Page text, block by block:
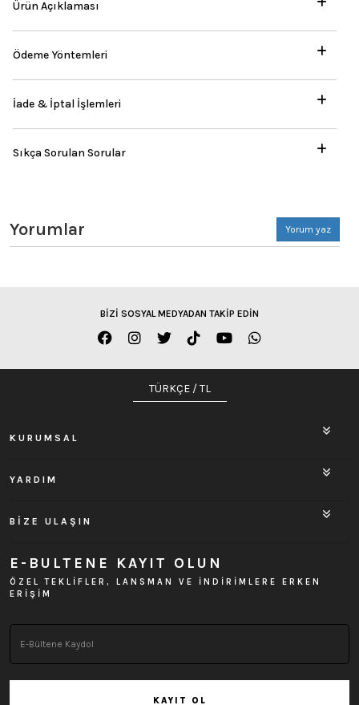
Ürün Açıklaması
Ödeme Yöntemleri
İade & İptal İşlemleri
Sıkça Sorulan Sorular
Yorumlar Yorum yaz
BİZİ SOSYAL MEDYADAN TAKİP EDİN
TÜRKÇE / TL
KURUMSAL
YARDIM
BİZE ULAŞIN
E-BULTENE KAYIT OLUN
ÖZEL TEKLİFLER, LANSMAN VE İNDİRİMLERE ERKEN
ERİŞİM
KAYIT OL